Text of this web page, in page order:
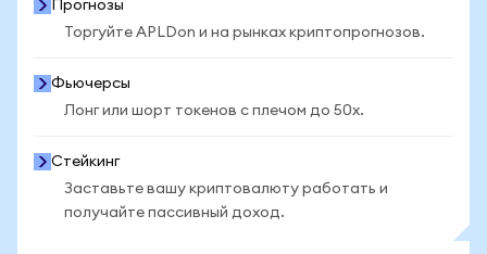
Прогнозы
Торгуйте APLDon и на рынках криптопрогнозов.
Фьючерсы
Лонг или шорт токенов с плечом до 50x.
Стейкинг
Заставьте вашу криптовалюту работать и
получайте пассивный доход.